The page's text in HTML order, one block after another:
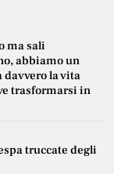
ma sali
abbiamo un
la vita
trasformarsi in
truccate degli